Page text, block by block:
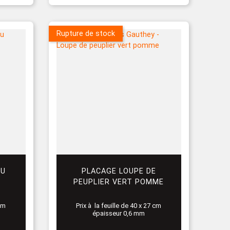
PLACAGE LOUPE DE
PEUPLIER VERT POMME
Prix à la feuille de 40 x 27 cm
épaisseur 0,6 mm
Rupture de stock